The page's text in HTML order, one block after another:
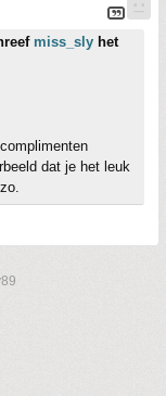
miss_sly het
dat je het leuk